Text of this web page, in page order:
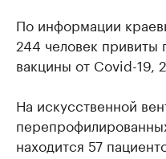
По информации
244 человек
вакцины от Covid-19,
На искусственной
находится 57